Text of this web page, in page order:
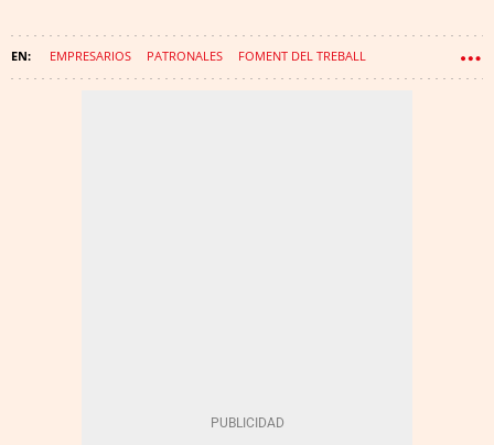
EMPRESARIOS PATRONALES FOMENT DEL TREBALL